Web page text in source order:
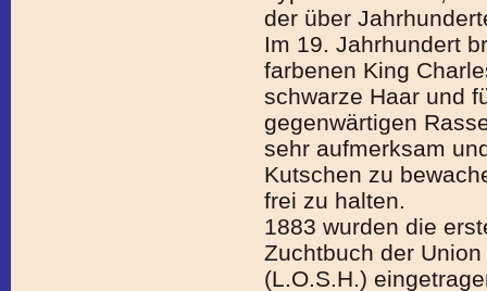
der über
Im 19. Jahrhundert
farbenen King
schwarze Haar und
gegenwärtigen
sehr aufmerksam
Kutschen zu
frei zu halten.
1883 wurden die
Zuchtbuch der
(L.O.S.H.)